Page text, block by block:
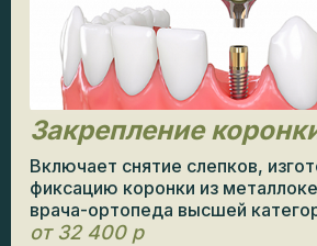
Закрепление
Включает снятие слепков,
фиксацию коронки из
врача-ортопеда высшей
от 32 400 р